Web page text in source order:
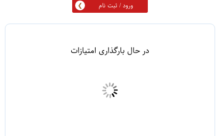
ورود / ثبت نام
در حال بارگذاری امتیازات